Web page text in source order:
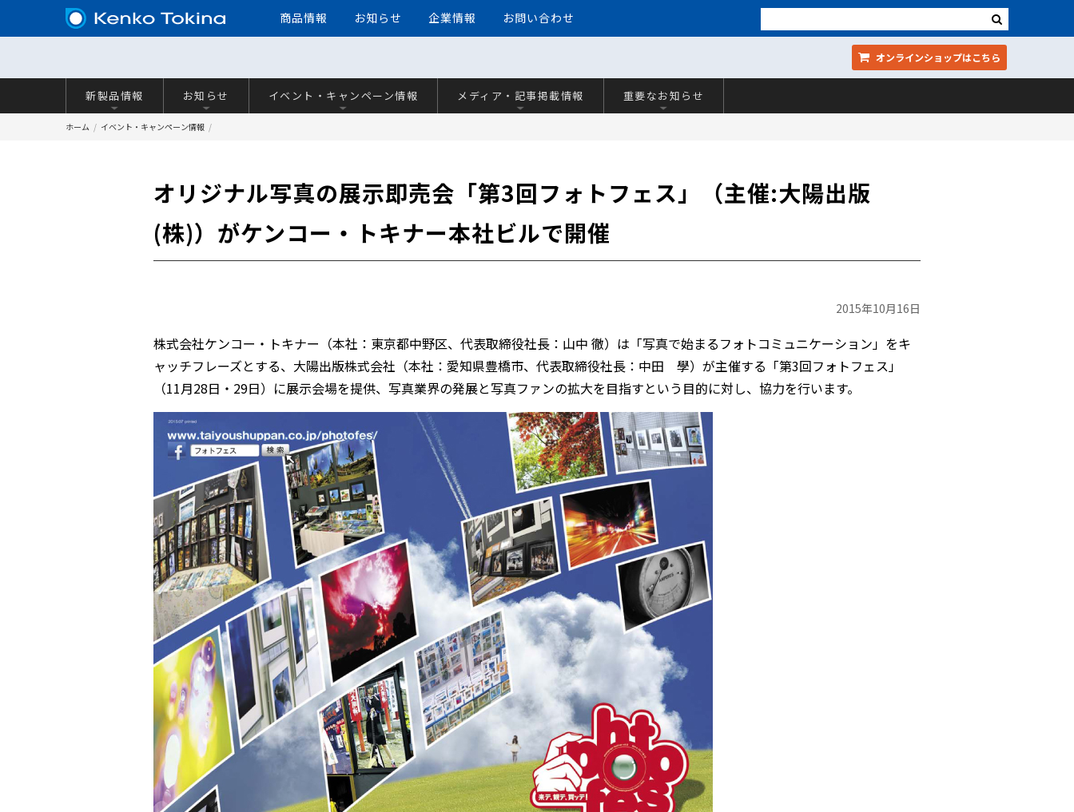
商品情報 お知らせ 企業情報 お問い合わせ
オンラインショップはこちら
新製品情報 お知らせ イベント・キャンペーン情報 メディア・記事掲載情報 重要なお知らせ
ホーム イベント・キャンペーン情報
オリジナル写真の展示即売会「第3回フォトフェス」（主催:大陽出版
(株)）がケンコー・トキナー本社ビルで開催
2015年10月16日
株式会社ケンコー・トキナー（本社：東京都中野区、代表取締役社長：山中 徹）は「写真で始まるフォトコミュニケーション」をキ
ャッチフレーズとする、大陽出版株式会社（本社：愛知県豊橋市、代表取締役社長：中田 學）が主催する「第3回フォトフェス」
（11月28日・29日）に展示会場を提供、写真業界の発展と写真ファンの拡大を目指すという目的に対し、協力を行います。